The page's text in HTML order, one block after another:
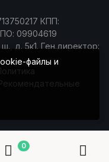
КПП:
09904619
д. 5к1. Ген.директор:
0
файлы и